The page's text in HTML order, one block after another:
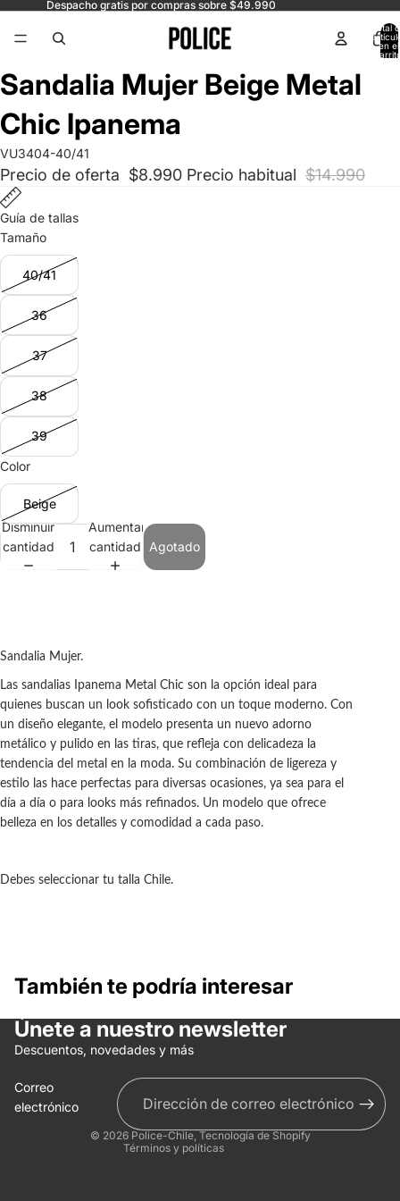
Despacho gratis por compras sobre $49.990
Total
en el
Abrir
imagen
a
pantalla
completa
Abrir
imagen
a
pantalla
completa
Abrir
imagen
a
pantalla
completa
Sandalia Mujer Beige Metal
Chic Ipanema
VU3404-40/41
Precio de oferta $8.990 Precio habitual $14.990
Guía de tallas
Tamaño
40/41
36
37
38
39
Color
Beige
Disminuir
cantidad
Aumentar
cantidad
Agotado
Sandalia Mujer.
Las sandalias Ipanema Metal Chic son la opción ideal para
quienes buscan un look sofisticado con un toque moderno. Con
un diseño elegante, el modelo presenta un nuevo adorno
metálico y pulido en las tiras, que refleja con delicadeza la
tendencia del metal en la moda. Su combinación de ligereza y
estilo las hace perfectas para diversas ocasiones, ya sea para el
día a día o para looks más refinados. Un modelo que ofrece
belleza en los detalles y comodidad a cada paso.
Debes seleccionar tu talla Chile.
También te podría interesar
Únete a nuestro newsletter
Descuentos, novedades y más
Correo
electrónico
© 2026 Police-Chile, Tecnología de Shopify
Términos y políticas
Política de reembolso
Términos del servicio
Información de contacto